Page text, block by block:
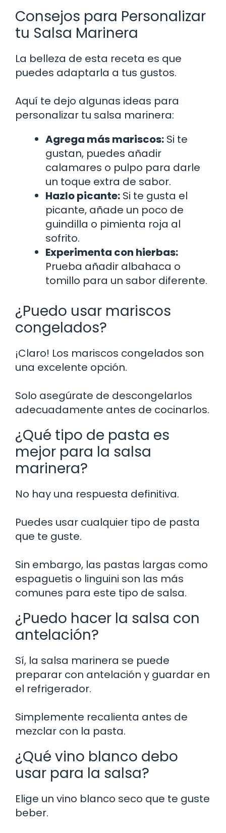
Consejos para Personalizar
tu Salsa Marinera
La belleza de esta receta es que
puedes adaptarla a tus gustos.
Aquí te dejo algunas ideas para
personalizar tu salsa marinera:
Agrega más mariscos: Si te
gustan, puedes añadir
calamares o pulpo para darle
un toque extra de sabor.
Hazlo picante: Si te gusta el
picante, añade un poco de
guindilla o pimienta roja al
sofrito.
Experimenta con hierbas:
Prueba añadir albahaca o
tomillo para un sabor diferente.
¿Puedo usar mariscos
congelados?
¡Claro! Los mariscos congelados son
una excelente opción.
Solo asegúrate de descongelarlos
adecuadamente antes de cocinarlos.
¿Qué tipo de pasta es
mejor para la salsa
marinera?
No hay una respuesta definitiva.
Puedes usar cualquier tipo de pasta
que te guste.
Sin embargo, las pastas largas como
espaguetis o linguini son las más
comunes para este tipo de salsa.
¿Puedo hacer la salsa con
antelación?
Sí, la salsa marinera se puede
preparar con antelación y guardar en
el refrigerador.
Simplemente recalienta antes de
mezclar con la pasta.
¿Qué vino blanco debo
usar para la salsa?
Elige un vino blanco seco que te guste
beber.